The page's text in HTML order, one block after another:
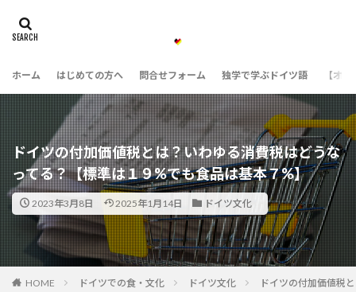
ホーム はじめての方へ 問合せフォーム 独学で学ぶドイツ語 【オ
ドイツの付加価値税とは？いわゆる消費税はどうな
ってる？【標準は１９%でも食品は基本７%】
2023年3月8日 2025年1月14日 ドイツ文化
HOME ドイツでの食・文化 ドイツ文化 ドイツの付加価値税